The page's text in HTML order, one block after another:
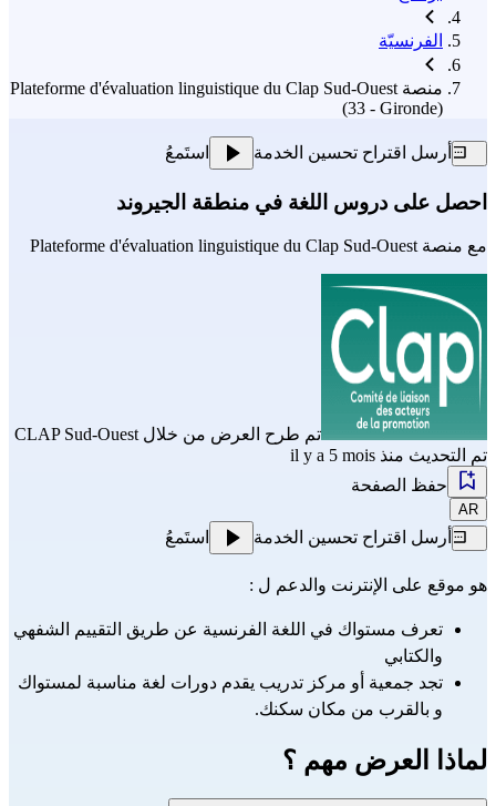
الفرنسيّة
منصة Plateforme d'évaluation linguistique du Clap Sud-Ouest
(33 - Gironde)
أرسل اقتراح تحسين الخدمة استَمعُ
احصل على دروس اللغة في منطقة الجيروند
مع منصة Plateforme d'évaluation linguistique du Clap Sud-Ouest
تم طرح العرض من خلال CLAP Sud-Ouest
تم التحديث منذ il y a 5 mois
حفظ الصفحة
AR
أرسل اقتراح تحسين الخدمة استَمعُ
هو موقع على الإنترنت والدعم ل :
تعرف مستواك في اللغة الفرنسية عن طريق التقييم الشفهي
والكتابي
تجد جمعية أو مركز تدريب يقدم دورات لغة مناسبة لمستواك
و بالقرب من مكان سكنك.
لماذا العرض مهم ؟